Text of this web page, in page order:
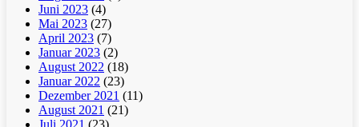
Juni 2023 (4)
Mai 2023 (27)
April 2023 (7)
Januar 2023 (2)
August 2022 (18)
Januar 2022 (23)
Dezember 2021 (11)
August 2021 (21)